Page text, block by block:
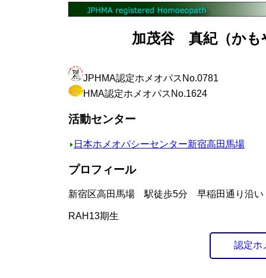
加茂谷 真紀（かも
JPHMA認定ホメオパスNo.0781
HMA認定ホメオパスNo.1624
活動センター
日本ホメオパシーセンター新宿高田馬場
プロフィール
新宿区高田馬場 駅徒歩5分 早稲田通り沿い
RAH13期生
認定ホ